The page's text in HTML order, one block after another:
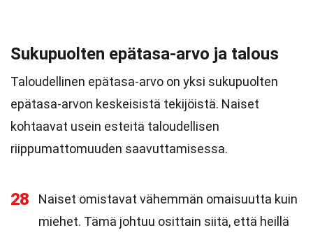
Sukupuolten epätasa-arvo ja talous
Taloudellinen epätasa-arvo on yksi sukupuolten
epätasa-arvon keskeisistä tekijöistä. Naiset
kohtaavat usein esteitä taloudellisen
riippumattomuuden saavuttamisessa.
28
Naiset omistavat vähemmän omaisuutta kuin
miehet. Tämä johtuu osittain siitä, että heillä